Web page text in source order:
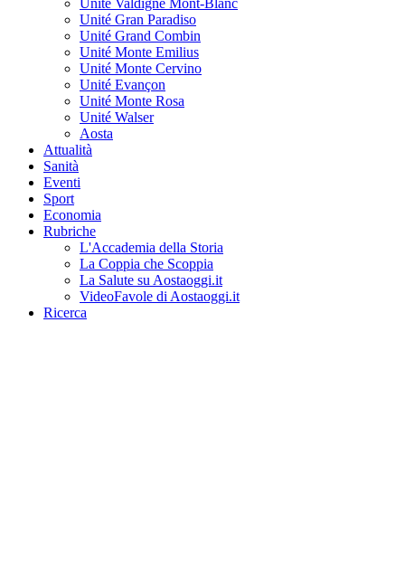
Unité Gran Paradiso
Unité Grand Combin
Unité Monte Emilius
Unité Monte Cervino
Unité Evançon
Unité Monte Rosa
Unité Walser
Aosta
Attualità
Sanità
Eventi
Sport
Economia
Rubriche
L'Accademia della Storia
La Coppia che Scoppia
La Salute su Aostaoggi.it
VideoFavole di Aostaoggi.it
Ricerca